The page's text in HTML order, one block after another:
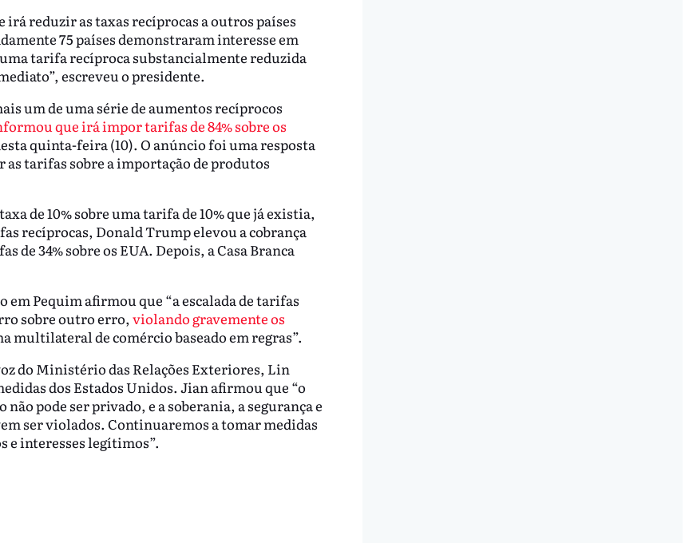
reduzir as taxas recíprocas a outros países
75 países demonstraram interesse em
tarifa recíproca substancialmente reduzida
escreveu o presidente.
um de uma série de aumentos recíprocos
que irá impor tarifas de 84% sobre os
quinta-feira (10). O anúncio foi uma resposta
tarifas sobre a importação de produtos
de 10% sobre uma tarifa de 10% que já existia,
recíprocas, Donald Trump elevou a cobrança
de 34% sobre os EUA. Depois, a Casa Branca
em Pequim afirmou que “a escalada de tarifas
sobre outro erro, violando gravemente os
multilateral de comércio baseado em regras”.
do Ministério das Relações Exteriores, Lin
dos Estados Unidos. Jian afirmou que “o
pode ser privado, e a soberania, a segurança e
ser violados. Continuaremos a tomar medidas
e interesses legítimos”.